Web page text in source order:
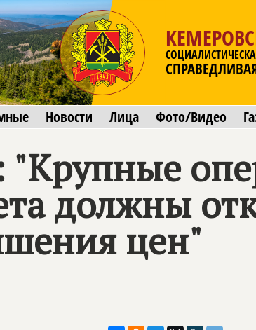
Новости Лица Фото/Видео
"Крупные
должны
цен"